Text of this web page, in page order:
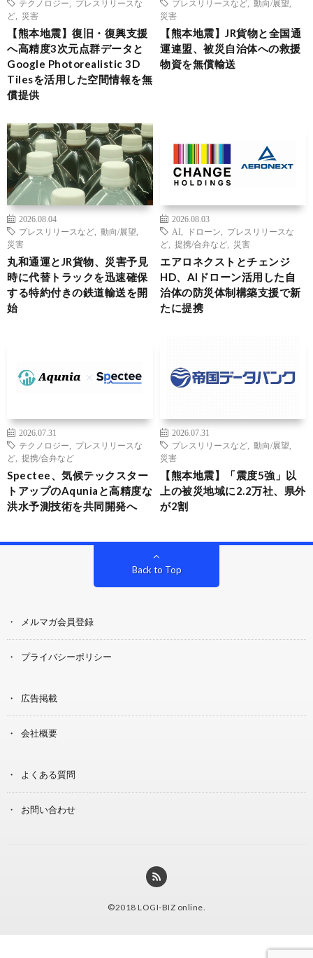
テクノロジー
プレスリリースな
ど
災害
【熊本地震】復旧・復興支援
へ高精度3次元点群データと
Google Photorealistic 3D
Tilesを活用した空間情報を無
償提供
プレスリリースなど
動向/展望
災害
【熊本地震】JR貨物と全国通
運連盟、被災自治体への救援
物資を無償輸送
2026.08.04
プレスリリースなど
動向/展望
災害
丸和通運とJR貨物、災害予見
時に代替トラックを迅速確保
する特約付きの鉄道輸送を開
始
2026.08.03
AI
ドローン
プレスリリースな
ど
提携/合弁など 災害
エアロネクストとチェンジ
HD、AIドローン活用した自
治体の防災体制構築支援で新
たに提携
2026.07.31
テクノロジー
プレスリリースな
ど
提携/合弁など
Spectee、気候テックスター
トアップのAquniaと高精度な
洪水予測技術を共同開発へ
2026.07.31
プレスリリースなど
動向/展望
災害
【熊本地震】「震度5強」以
上の被災地域に2.2万社、県外
が2割
Back to Top
メルマガ会員登録
プライバシーポリシー
広告掲載
会社概要
よくある質問
お問い合わせ
©2018 LOGI-BIZ online